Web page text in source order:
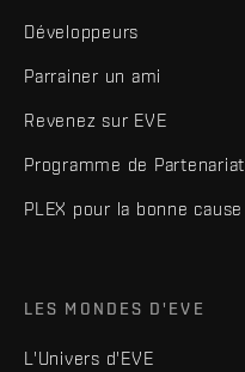
Développeurs
Parrainer un ami
Revenez sur EVE
Programme de Partenariat
PLEX pour la bonne cause
LES MONDES D'EVE
L'Univers d'EVE